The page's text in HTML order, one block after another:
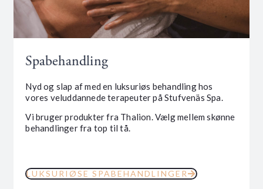
Spabehandling
Nyd og slap af med en luksuriøs behandling hos
vores veluddannede terapeuter på Stufvenäs Spa.
Vi bruger produkter fra Thalion. Vælg mellem skønne
behandlinger fra top til tå.
LUKSURIØSE SPABEHANDLINGER